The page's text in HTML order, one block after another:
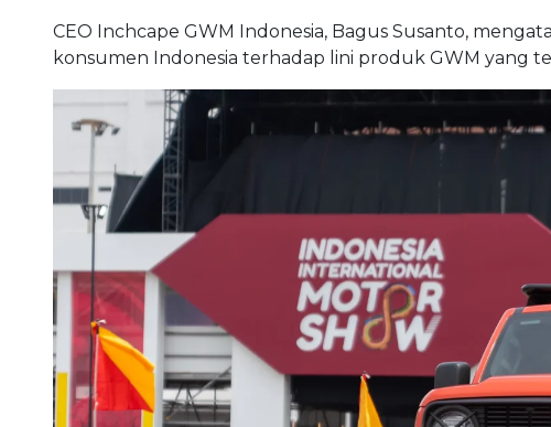
CEO Inchcape GWM Indonesia, Bagus Susanto,
konsumen Indonesia terhadap lini produk GWM yang